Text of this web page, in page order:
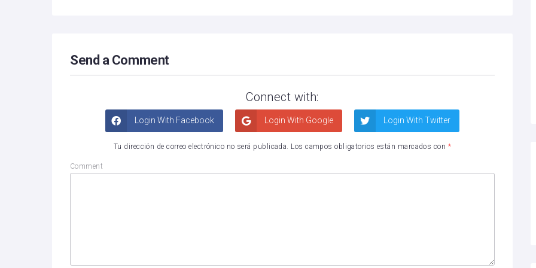
Send a Comment
Connect with:
Login With Facebook Login With Google Login With Twitter
Tu dirección de correo electrónico no será publicada. Los campos obligatorios están marcados con *
Comment